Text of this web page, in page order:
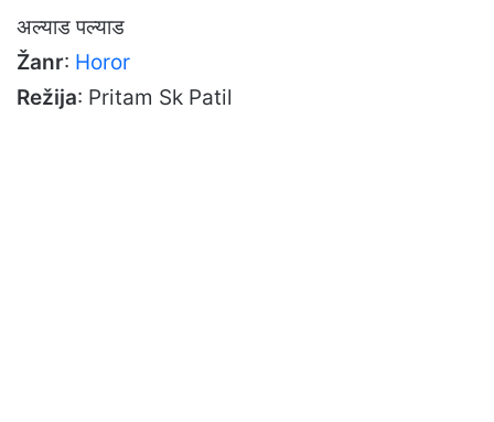
अल्याड पल्याड
Žanr: Horor
Režija: Pritam Sk Patil